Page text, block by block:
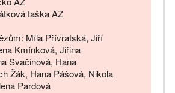
taška AZ
Míla Přívratská, Jiří
Kmínková, Jiřina
Svačinová, Hana
Žák, Hana Pášová, Nikola
Pardová